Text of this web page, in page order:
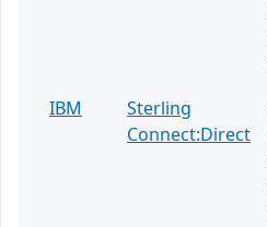
IBM
Sterling
Connect:Direct